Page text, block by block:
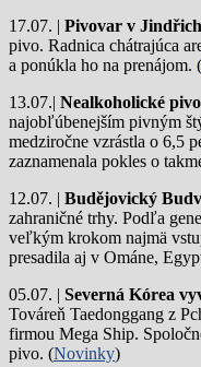
17.07. | Pivovar v
pivo. Radnica chátrajúca
a ponúkla ho na prenájom. (
13.07.| Nealkoholické pivo
najobľúbenejším pivným
medziročne vzrástla o 6,5
zaznamenala pokles o
12.07. | Budějovický
zahraničné trhy. Podľa
veľkým krokom najmä
presadila aj v Ománe,
05.07. | Severná Kórea
Továreň Taedonggang z
firmou Mega Ship.
pivo. (Novinky)